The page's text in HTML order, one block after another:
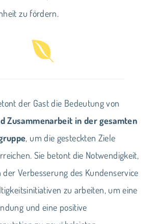
zu fördern.
der Gast die Bedeutung von
Zusammenarbeit in der gesamten
, um die gesteckten Ziele
Sie betont die Notwendigkeit,
Verbesserung des Kundenservice
zu arbeiten, um eine
und eine positive